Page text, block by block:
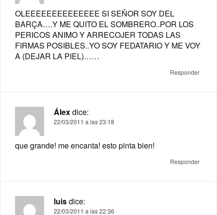
OLEEEEEEEEEEEEEE SI SEÑOR SOY DEL
BARÇA….Y ME QUITO EL SOMBRERO..POR LOS
PERICOS ANIMO Y ARRECOJER TODAS LAS
FIRMAS POSIBLES..YO SOY FEDATARIO Y ME VOY
A (DEJAR LA PIEL)……
Responder
Álexdice:
22/03/2011 a las 23:18
que grande! me encanta! esto pinta bien!
Responder
luisdice:
22/03/2011 a las 22:36